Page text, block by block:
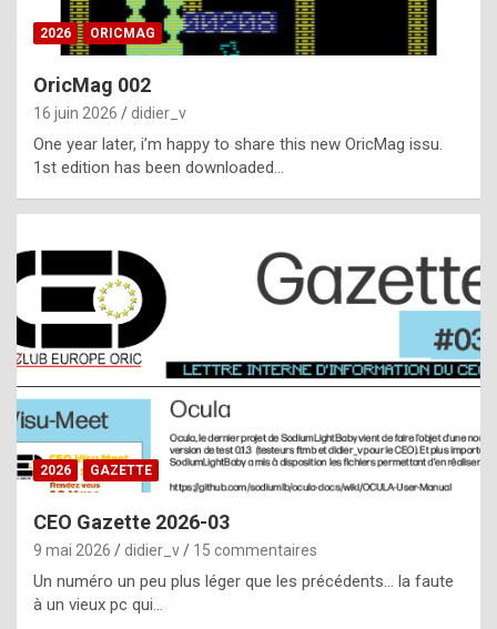
ff
i
l
t
t
s
t
a
s
i
e
f
2026 ORICMAG
OricMag 002
16 juin 2026 didier_v
One year later, i’m happy to share this new OricMag issu.
1st edition has been downloaded…
2026 GAZETTE
CEO Gazette 2026-03
9 mai 2026 didier_v 15 commentaires
Un numéro un peu plus léger que les précédents… la faute
à un vieux pc qui…